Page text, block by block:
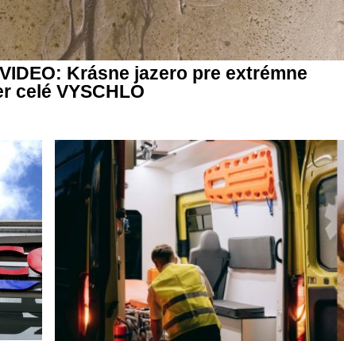
Krásne jazero pre extrémne
celé VYSCHLO